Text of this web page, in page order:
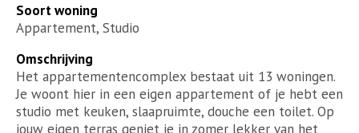
Soort woning
Appartement, Studio
Omschrijving
Het appartementencomplex bestaat uit 13 woningen.
Je woont hier in een eigen appartement of je hebt een
studio met keuken, slaapruimte, douche een toilet. Op
jouw eigen terras geniet je in zomer lekker van het